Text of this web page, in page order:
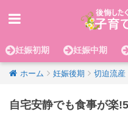
妊娠初期 妊娠中期
ホーム 妊娠後期 切迫流産
自宅安静でも食事が楽